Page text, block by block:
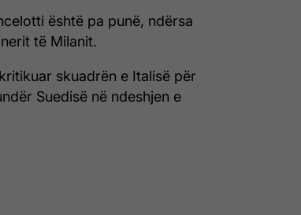
është pa punë, ndërsa
të Milanit.
skuadrën e Italisë për
Suedisë në ndeshjen e